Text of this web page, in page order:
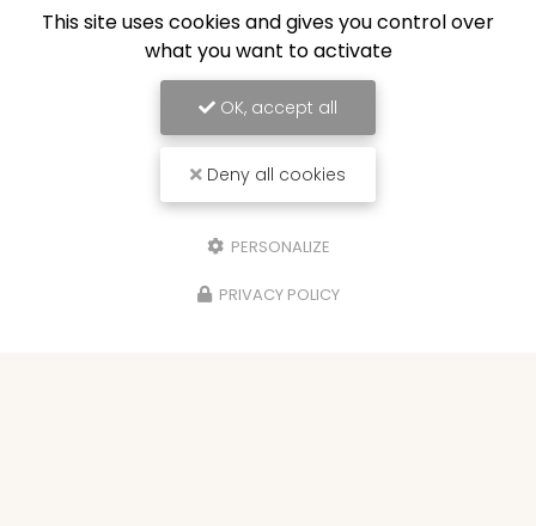
This site uses cookies and gives you control over
what you want to activate
OK, accept all
Deny all cookies
PERSONALIZE
PRIVACY POLICY